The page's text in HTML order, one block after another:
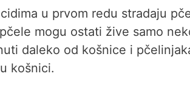
u prvom redu stradaju
mogu ostati žive samo
daleko od košnice i
košnici.